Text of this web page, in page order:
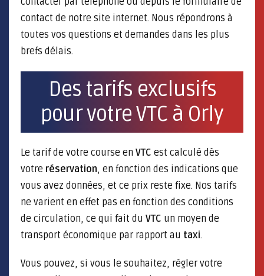
contact de notre site internet. Nous répondrons à
toutes vos questions et demandes dans les plus
brefs délais.
Des tarifs exclusifs
pour votre VTC à Orly
Le tarif de votre course en VTC est calculé dès
votre réservation, en fonction des indications que
vous avez données, et ce prix reste fixe. Nos tarifs
ne varient en effet pas en fonction des conditions
de circulation, ce qui fait du VTC un moyen de
transport économique par rapport au taxi.
Vous pouvez, si vous le souhaitez, régler votre